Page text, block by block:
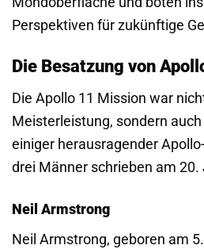
Perspektiven für zukünftige
Die Besatzung von
Die Apollo 11 Mission war
Meisterleistung, sondern
einiger herausragender
drei Männer schrieben am 20.
Neil Armstrong
Neil Armstrong, geboren am